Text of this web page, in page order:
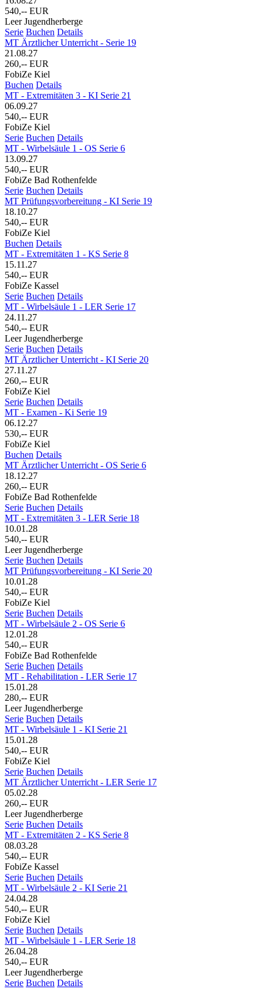
540,-- EUR
Leer Jugendherberge
Serie Buchen Details
MT Ärztlicher Unterricht - Serie 19
21.08.27
260,-- EUR
FobiZe Kiel
Buchen Details
MT - Extremitäten 3 - KI Serie 21
06.09.27
540,-- EUR
FobiZe Kiel
Serie Buchen Details
MT - Wirbelsäule 1 - OS Serie 6
13.09.27
540,-- EUR
FobiZe Bad Rothenfelde
Serie Buchen Details
MT Prüfungsvorbereitung - KI Serie 19
18.10.27
540,-- EUR
FobiZe Kiel
Buchen Details
MT - Extremitäten 1 - KS Serie 8
15.11.27
540,-- EUR
FobiZe Kassel
Serie Buchen Details
MT - Wirbelsäule 1 - LER Serie 17
24.11.27
540,-- EUR
Leer Jugendherberge
Serie Buchen Details
MT Ärztlicher Unterricht - KI Serie 20
27.11.27
260,-- EUR
FobiZe Kiel
Serie Buchen Details
MT - Examen - Ki Serie 19
06.12.27
530,-- EUR
FobiZe Kiel
Buchen Details
MT Ärztlicher Unterricht - OS Serie 6
18.12.27
260,-- EUR
FobiZe Bad Rothenfelde
Serie Buchen Details
MT - Extremitäten 3 - LER Serie 18
10.01.28
540,-- EUR
Leer Jugendherberge
Serie Buchen Details
MT Prüfungsvorbereitung - KI Serie 20
10.01.28
540,-- EUR
FobiZe Kiel
Serie Buchen Details
MT - Wirbelsäule 2 - OS Serie 6
12.01.28
540,-- EUR
FobiZe Bad Rothenfelde
Serie Buchen Details
MT - Rehabilitation - LER Serie 17
15.01.28
280,-- EUR
Leer Jugendherberge
Serie Buchen Details
MT - Wirbelsäule 1 - KI Serie 21
15.01.28
540,-- EUR
FobiZe Kiel
Serie Buchen Details
MT Ärztlicher Unterricht - LER Serie 17
05.02.28
260,-- EUR
Leer Jugendherberge
Serie Buchen Details
MT - Extremitäten 2 - KS Serie 8
08.03.28
540,-- EUR
FobiZe Kassel
Serie Buchen Details
MT - Wirbelsäule 2 - KI Serie 21
24.04.28
540,-- EUR
FobiZe Kiel
Serie Buchen Details
MT - Wirbelsäule 1 - LER Serie 18
26.04.28
540,-- EUR
Leer Jugendherberge
Serie Buchen Details